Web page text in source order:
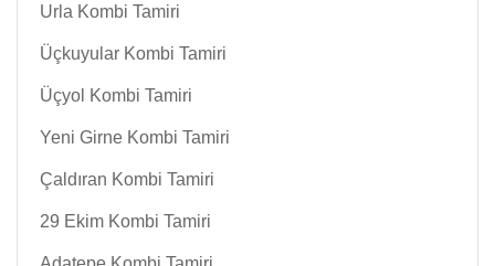
Urla Kombi Tamiri
Üçkuyular Kombi Tamiri
Üçyol Kombi Tamiri
Yeni Girne Kombi Tamiri
Çaldıran Kombi Tamiri
29 Ekim Kombi Tamiri